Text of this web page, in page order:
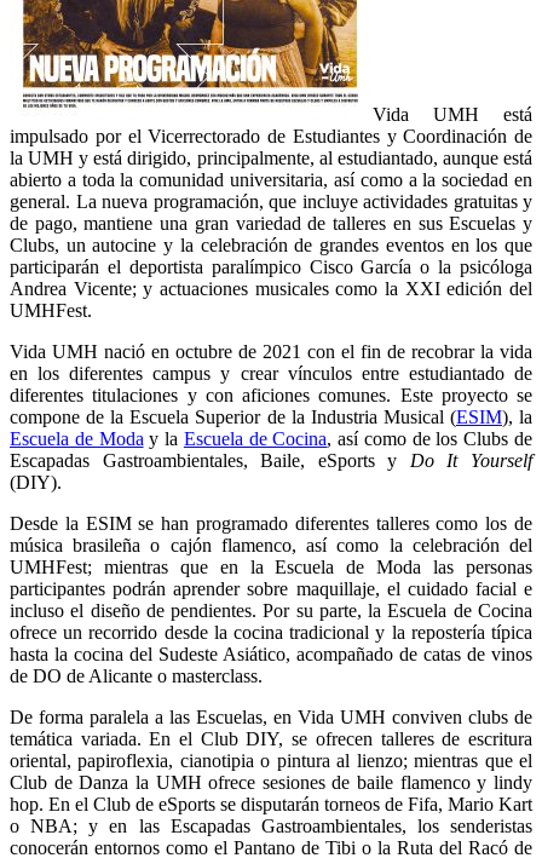
Vida UMH está
impulsado por el Vicerrectorado de Estudiantes y Coordinación de
la UMH y está dirigido, principalmente, al estudiantado, aunque está
abierto a toda la comunidad universitaria, así como a la sociedad en
general. La nueva programación, que incluye actividades gratuitas y
de pago, mantiene una gran variedad de talleres en sus Escuelas y
Clubs, un autocine y la celebración de grandes eventos en los que
participarán el deportista paralímpico Cisco García o la psicóloga
Andrea Vicente; y actuaciones musicales como la XXI edición del
UMHFest.
Vida UMH nació en octubre de 2021 con el fin de recobrar la vida
en los diferentes campus y crear vínculos entre estudiantado de
diferentes titulaciones y con aficiones comunes. Este proyecto se
compone de la Escuela Superior de la Industria Musical (ESIM), la
Escuela de Moda y la Escuela de Cocina, así como de los Clubs de
Escapadas Gastroambientales, Baile, eSports y Do It Yourself
(DIY).
Desde la ESIM se han programado diferentes talleres como los de
música brasileña o cajón flamenco, así como la celebración del
UMHFest; mientras que en la Escuela de Moda las personas
participantes podrán aprender sobre maquillaje, el cuidado facial e
incluso el diseño de pendientes. Por su parte, la Escuela de Cocina
ofrece un recorrido desde la cocina tradicional y la repostería típica
hasta la cocina del Sudeste Asiático, acompañado de catas de vinos
de DO de Alicante o masterclass.
De forma paralela a las Escuelas, en Vida UMH conviven clubs de
temática variada. En el Club DIY, se ofrecen talleres de escritura
oriental, papiroflexia, cianotipia o pintura al lienzo; mientras que el
Club de Danza la UMH ofrece sesiones de baile flamenco y lindy
hop. En el Club de eSports se disputarán torneos de Fifa, Mario Kart
o NBA; y en las Escapadas Gastroambientales, los senderistas
conocerán entornos como el Pantano de Tibi o la Ruta del Racó de